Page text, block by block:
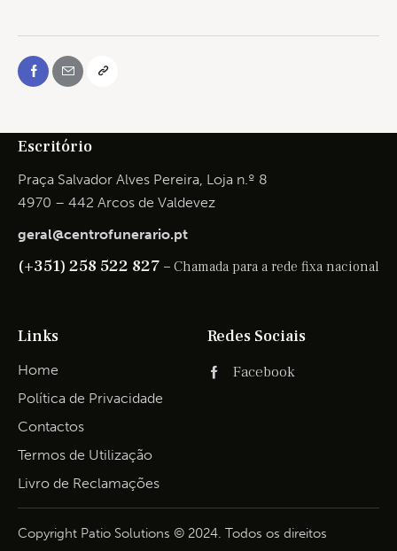
Escritório
Praça Salvador Alves Pereira, Loja n.º 8
4970 – 442 Arcos de Valdevez
geral@centrofunerario.pt
(+351) 258 522 827 – Chamada para a rede fixa nacional
Links
Home
Política de Privacidade
Contactos
Termos de Utilização
Livro de Reclamações
Redes Sociais
Facebook
Copyright Patio Solutions © 2024. Todos os direitos